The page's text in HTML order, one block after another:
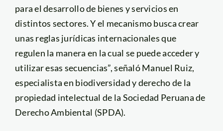
para el desarrollo de bienes y servicios en
distintos sectores. Y el mecanismo busca crear
unas reglas jurídicas internacionales que
regulen la manera en la cual se puede acceder y
utilizar esas secuencias”, señaló Manuel Ruiz,
especialista en biodiversidad y derecho de la
propiedad intelectual de la Sociedad Peruana de
Derecho Ambiental (SPDA).